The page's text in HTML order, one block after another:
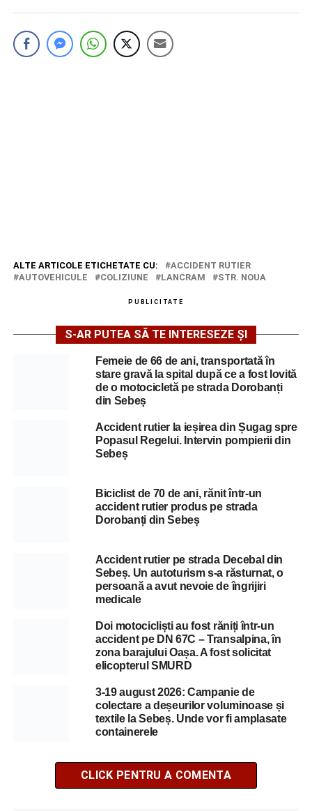
ALTE ARTICOLE ETICHETATE CU:
ACCIDENT RUTIER
AUTOVEHICULE
COLIZIUNE LANCRAM STR. NOUA
PUBLICITATE
S-AR PUTEA SĂ TE INTERESEZE ȘI
Femeie de 66 de ani, transportată în
stare gravă la spital după ce a fost lovită
de o motocicletă pe strada Dorobanți
din Sebeș
Accident rutier la ieșirea din Șugag spre
Popasul Regelui. Intervin pompierii din
Sebeș
Biciclist de 70 de ani, rănit într-un
accident rutier produs pe strada
Dorobanți din Sebeș
Accident rutier pe strada Decebal din
Sebeș. Un autoturism s-a răsturnat, o
persoană a avut nevoie de îngrijiri
medicale
Doi motocicliști au fost răniți într-un
accident pe DN 67C – Transalpina, în
zona barajului Oașa. A fost solicitat
elicopterul SMURD
3-19 august 2026: Campanie de
colectare a deșeurilor voluminoase și
textile la Sebeș. Unde vor fi amplasate
containerele
CLICK PENTRU A COMENTA